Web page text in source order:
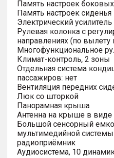
Память настроек
Память настроек сиденья
Электрический
Рулевая колонка с
направлениях (по вылету
Многофункциональное
Климат-контроль, 2 зоны
Отдельная система
пассажиров: нет
Вентиляция передних
Люк со шторкой
Панорамная крыша
Антенна на крыше в виде
Большой сенсорный
мультимедийной
радиоприёмник
Аудиосистема, 10